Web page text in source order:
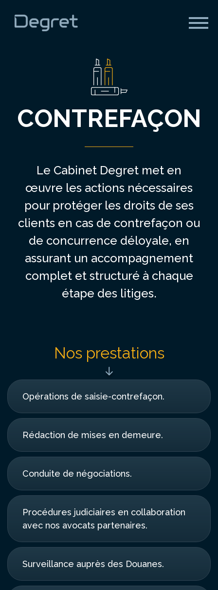
CONTREFAÇON
Le Cabinet Degret met en
œuvre les actions nécessaires
pour protéger les droits de ses
clients en cas de contrefaçon ou
de concurrence déloyale, en
assurant un accompagnement
complet et structuré à chaque
étape des litiges.
Nos prestations
Opérations de saisie-contrefaçon.
Rédaction de mises en demeure.
Conduite de négociations.
Procédures judiciaires en collaboration
avec nos avocats partenaires.
Surveillance auprès des Douanes.